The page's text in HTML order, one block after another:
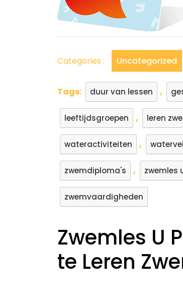
Categories : Uncategorized
Tags: duur van lessen ,
leeftijdsgroepen , leren
wateractiviteiten ,
zwemdiploma's , zwemles
zwemvaardigheden
Zwemles U
te Leren